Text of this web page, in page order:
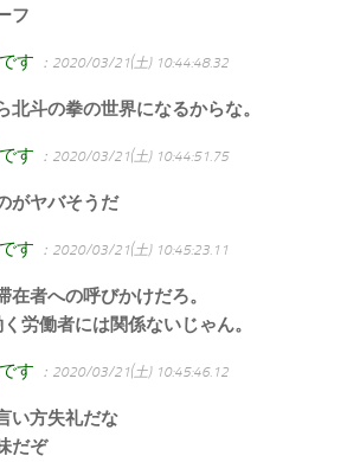
フ
す ：2020/03/21(土) 10:44:48.32
北斗の拳の世界になるからな。
す ：2020/03/21(土) 10:44:51.75
がヤバそうだ
す ：2020/03/21(土) 10:45:23.11
在者への呼びかけだろ。
労働者には関係ないじゃん。
す ：2020/03/21(土) 10:45:46.12
い方失礼だな
だぞ